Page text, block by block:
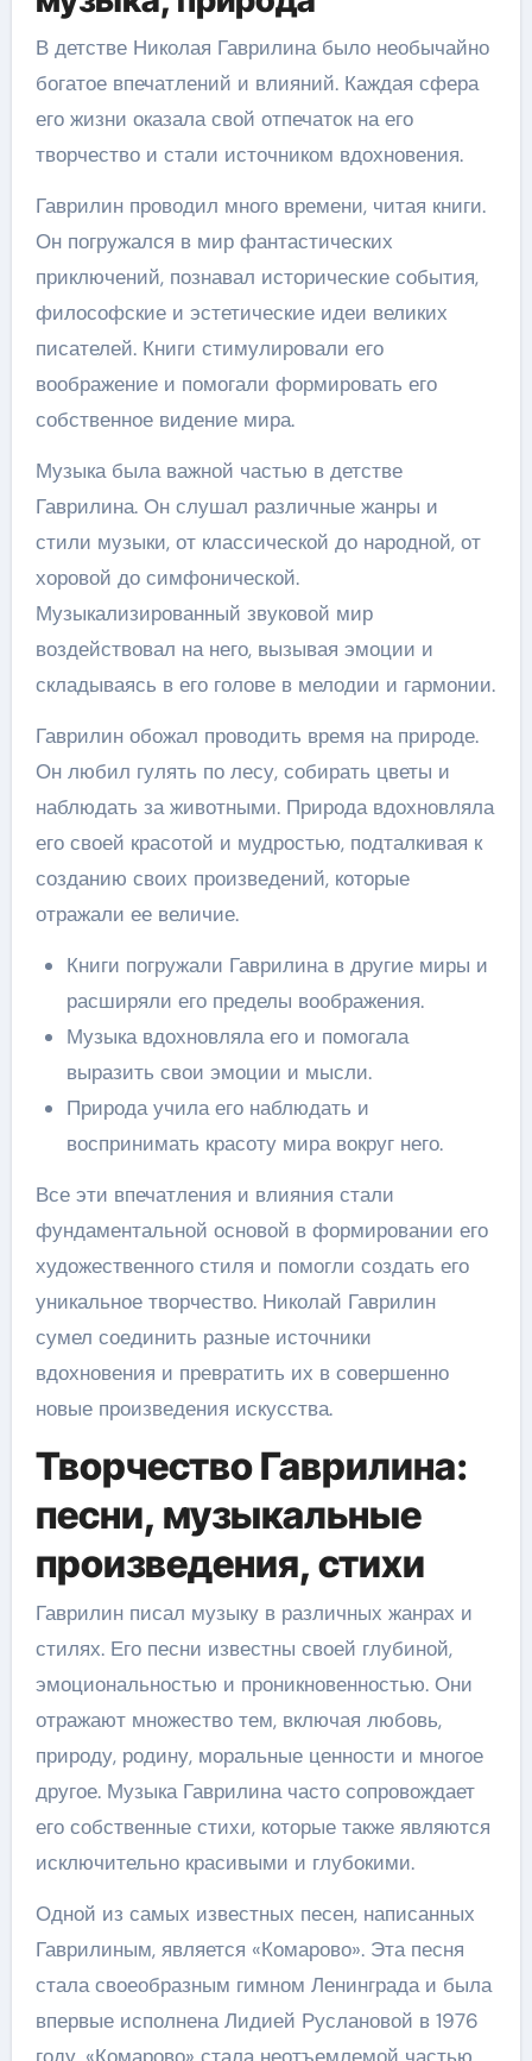
В детстве Николая Гаврилина было необычайно
богатое впечатлений и влияний. Каждая сфера
его жизни оказала свой отпечаток на его
творчество и стали источником вдохновения.
Гаврилин проводил много времени, читая книги.
Он погружался в мир фантастических
приключений, познавал исторические события,
философские и эстетические идеи великих
писателей. Книги стимулировали его
воображение и помогали формировать его
собственное видение мира.
Музыка была важной частью в детстве
Гаврилина. Он слушал различные жанры и
стили музыки, от классической до народной, от
хоровой до симфонической.
Музыкализированный звуковой мир
воздействовал на него, вызывая эмоции и
складываясь в его голове в мелодии и гармонии.
Гаврилин обожал проводить время на природе.
Он любил гулять по лесу, собирать цветы и
наблюдать за животными. Природа вдохновляла
его своей красотой и мудростью, подталкивая к
созданию своих произведений, которые
отражали ее величие.
Книги погружали Гаврилина в другие миры и
расширяли его пределы воображения.
Музыка вдохновляла его и помогала
выразить свои эмоции и мысли.
Природа учила его наблюдать и
воспринимать красоту мира вокруг него.
Все эти впечатления и влияния стали
фундаментальной основой в формировании его
художественного стиля и помогли создать его
уникальное творчество. Николай Гаврилин
сумел соединить разные источники
вдохновения и превратить их в совершенно
новые произведения искусства.
Творчество Гаврилина:
песни, музыкальные
произведения, стихи
Гаврилин писал музыку в различных жанрах и
стилях. Его песни известны своей глубиной,
эмоциональностью и проникновенностью. Они
отражают множество тем, включая любовь,
природу, родину, моральные ценности и многое
другое. Музыка Гаврилина часто сопровождает
его собственные стихи, которые также являются
исключительно красивыми и глубокими.
Одной из самых известных песен, написанных
Гаврилиным, является «Комарово». Эта песня
стала своеобразным гимном Ленинграда и была
впервые исполнена Лидией Руслановой в 1976